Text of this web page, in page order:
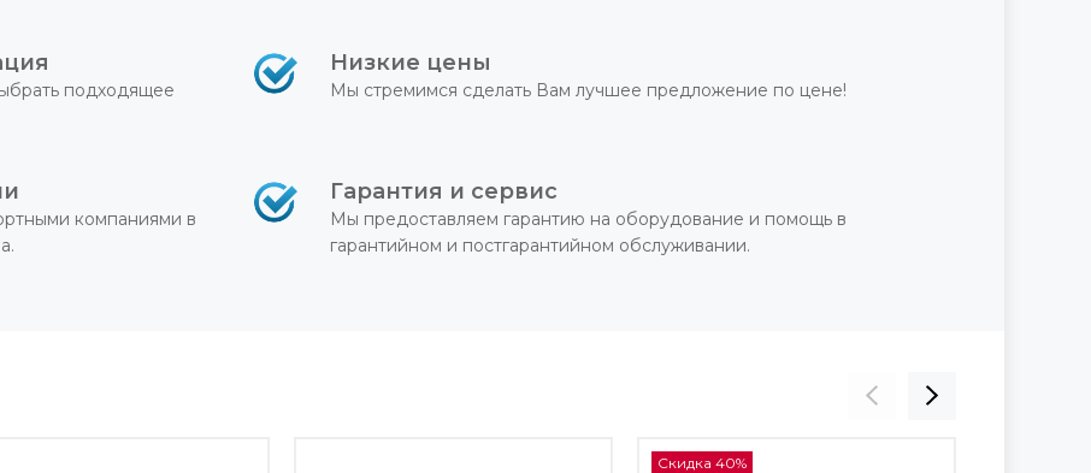
подходящее
Низкие цены
Мы стремимся сделать Вам лучшее предложение по цене!
компаниями в
Гарантия и сервис
Мы предоставляем гарантию на оборудование и помощь в
гарантийном и постгарантийном обслуживании.
Скидка 40%